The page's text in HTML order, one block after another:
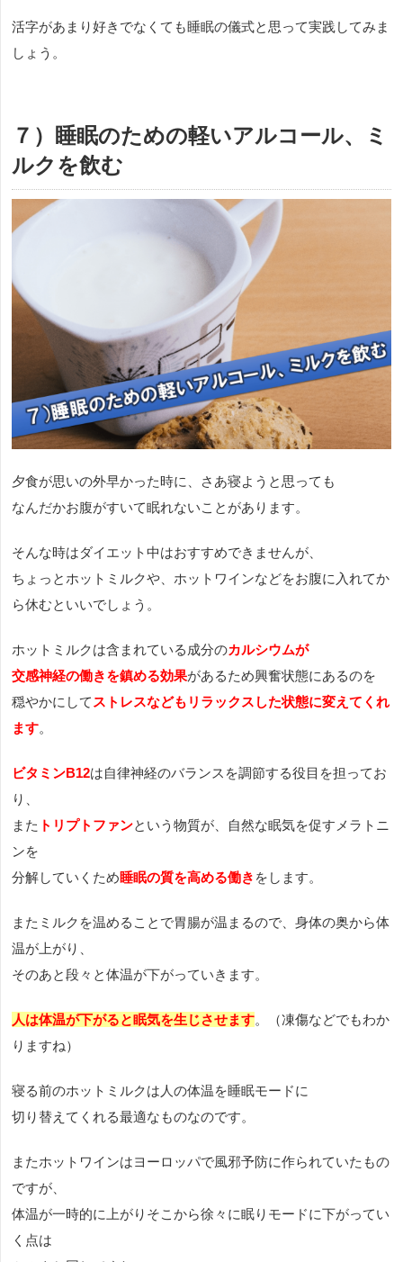
活字があまり好きでなくても睡眠の儀式と思って実践してみま
しょう。
７）睡眠のための軽いアルコール、ミ
ルクを飲む
夕食が思いの外早かった時に、さあ寝ようと思っても
なんだかお腹がすいて眠れないことがあります。
そんな時はダイエット中はおすすめできませんが、
ちょっとホットミルクや、ホットワインなどをお腹に入れてか
ら休むといいでしょう。
ホットミルクは含まれている成分のカルシウムが
交感神経の働きを鎮める効果があるため興奮状態にあるのを
穏やかにして ストレスなどもリラックスした状態に変えてくれ
ます。
ビタミンB12は自律神経のバランスを調節する役目を担ってお
り、
また トリプトファンという物質が、自然な眠気を促すメラトニ
ンを
分解していくため睡眠の質を高める働き をします。
またミルクを温めることで胃腸が温まるので、身体の奥から体
温が上がり、
そのあと段々と体温が下がっていきます。
人は体温が下がると眠気を生じさせます。（凍傷などでもわか
りますね）
寝る前のホットミルクは人の体温を睡眠モードに
切り替えてくれる最適なものなのです。
またホットワインはヨーロッパで風邪予防に作られていたもの
ですが、
体温が一時的に上がりそこから徐々に眠りモードに下がってい
く点は